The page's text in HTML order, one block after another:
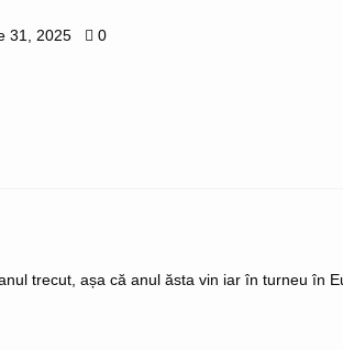
31, 2025 0
trecut, așa că anul ăsta vin iar în turneu în